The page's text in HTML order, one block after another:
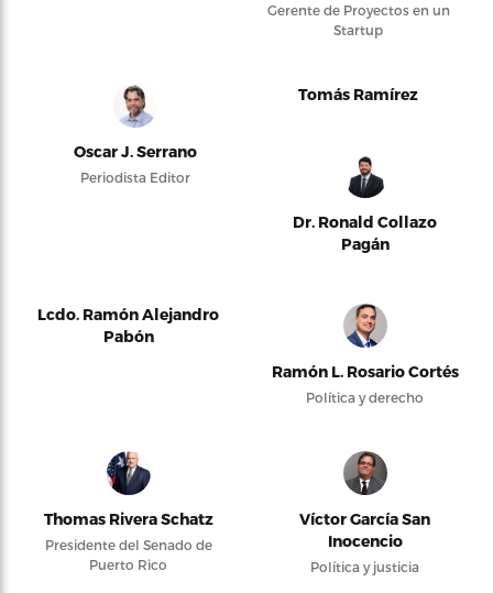
Gerente de Proyectos en un
Startup
Oscar J. Serrano
Periodista Editor
Tomás Ramírez
Dr. Ronald Collazo
Pagán
Lcdo. Ramón Alejandro
Pabón
Ramón L. Rosario Cortés
Política y derecho
Thomas Rivera Schatz
Presidente del Senado de
Puerto Rico
Víctor García San
Inocencio
Política y justicia